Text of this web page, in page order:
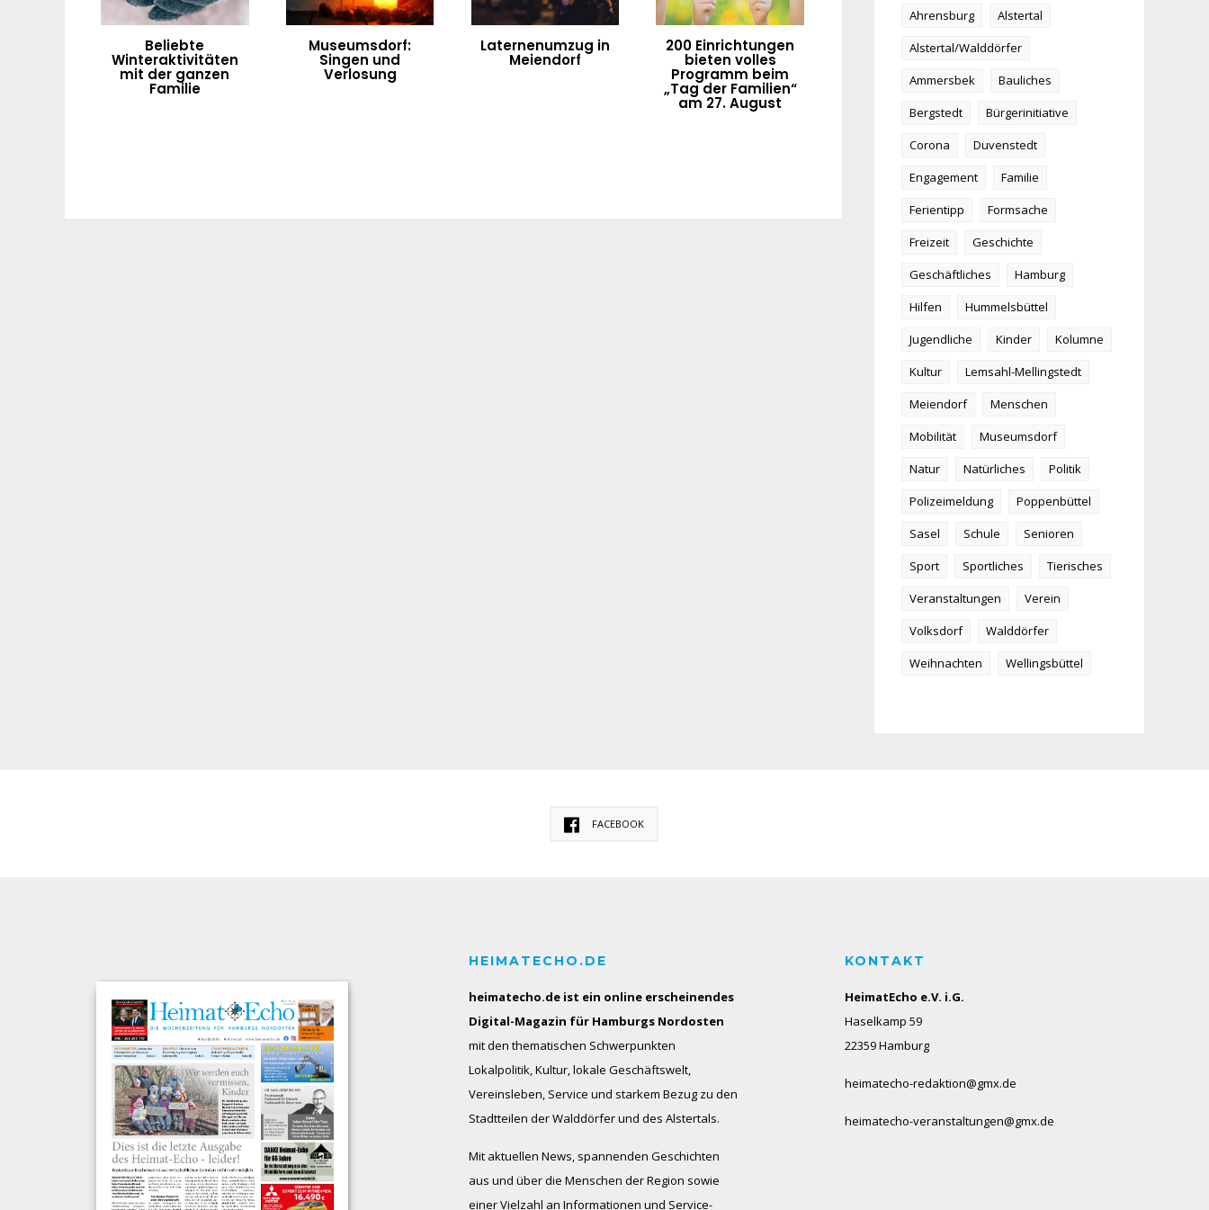
Beliebte
Winteraktivitäten
mit der ganzen
Familie
Museumsdorf:
Singen und
Verlosung
Laternenumzug in
Meiendorf
200 Einrichtungen
bieten volles
Programm beim
„Tag der Familien“
am 27. August
Ahrensburg
Alstertal
Alstertal/Walddörfer
Ammersbek
Bauliches
Bergstedt
Bürgerinitiative
Corona
Duvenstedt
Engagement
Familie
Ferientipp
Formsache
Freizeit
Geschichte
Geschäftliches
Hamburg
Hilfen
Hummelsbüttel
Jugendliche
Kinder
Kolumne
Kultur
Lemsahl-Mellingstedt
Meiendorf
Menschen
Mobilität
Museumsdorf
Natur
Natürliches
Politik
Polizeimeldung
Poppenbüttel
Sasel
Schule
Senioren
Sport
Sportliches
Tierisches
Veranstaltungen
Verein
Volksdorf
Walddörfer
Weihnachten
Wellingsbüttel
FACEBOOK
HEIMATECHO.DE
heimatecho.de ist ein online erscheinendes
Digital-Magazin für Hamburgs Nordosten
mit den thematischen Schwerpunkten
Lokalpolitik, Kultur, lokale Geschäftswelt,
Vereinsleben, Service und starkem Bezug zu den
Stadtteilen der Walddörfer und des Alstertals.
Mit aktuellen News, spannenden Geschichten
aus und über die Menschen der Region sowie
einer Vielzahl an Informationen und Service-
KONTAKT
HeimatEcho e.V. i.G.
Haselkamp 59
22359 Hamburg
heimatecho-redaktion@gmx.de
heimatecho-veranstaltungen@gmx.de